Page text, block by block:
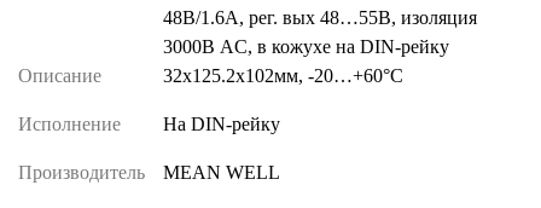
Описание
48В/1.6A, рег. вых 48…55В, изоляция
3000В AC, в кожухе на DIN-рейку
32х125.2х102мм, -20…+60°С
Исполнение На DIN-рейку
Производитель MEAN WELL